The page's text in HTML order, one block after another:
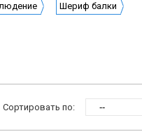
Шериф балки
Сортировать по: